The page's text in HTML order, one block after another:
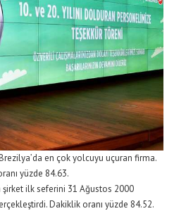
en çok yolcuyu uçuran firma.
yüzde 84.63.
şirket ilk seferini 31 Ağustos 2000
Dakiklik oranı yüzde 84.52.